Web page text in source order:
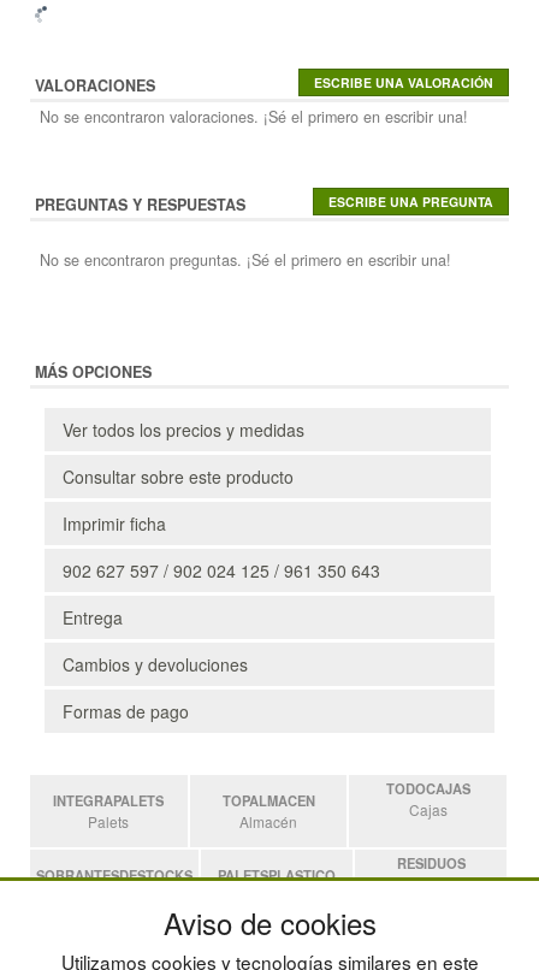
VALORACIONES
No se encontraron valoraciones. ¡Sé el primero en escribir una!
PREGUNTAS Y RESPUESTAS
No se encontraron preguntas. ¡Sé el primero en escribir una!
MÁS OPCIONES
Ver todos los precios y medidas
Consultar sobre este producto
Imprimir ficha
902 627 597 / 902 024 125 / 961 350 643
Entrega
Cambios y devoluciones
Formas de pago
INTEGRAPALETS
Palets
TOPALMACEN
Almacén
TODOCAJAS
Cajas
SOBRANTESDESTOCKS PALETSPLASTICO
RESIDUOS
Residuos
Aviso de cookies
Utilizamos cookies y tecnologías similares en este